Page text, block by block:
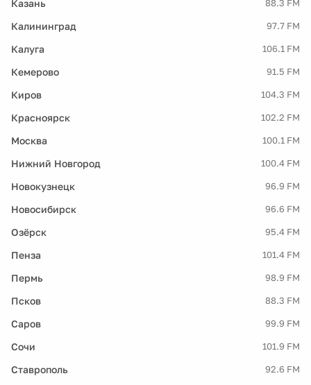
Казань 88.3 FM
Калининград 97.7 FM
Калуга 106.1 FM
Кемерово 91.5 FM
Киров 104.3 FM
Красноярск 102.2 FM
Москва 100.1 FM
Нижний Новгород 100.4 FM
Новокузнецк 96.9 FM
Новосибирск 96.6 FM
Озёрск 95.4 FM
Пенза 101.4 FM
Пермь 98.9 FM
Псков 88.3 FM
Саров 99.9 FM
Сочи 101.9 FM
Ставрополь 92.6 FM